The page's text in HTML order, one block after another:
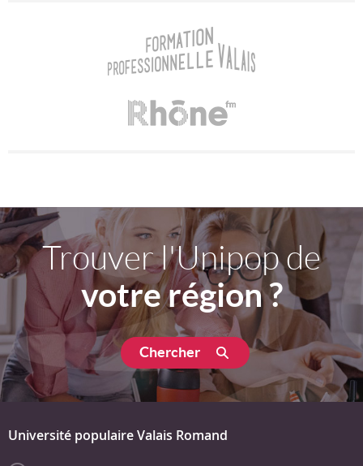
Trouver l'Unipop de
votre région ?
Chercher
Université populaire Valais Romand